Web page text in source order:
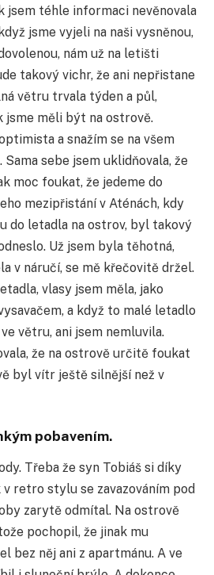
jsem téhle informaci nevěnovala
jsme vyjeli na naši vysněnou,
nám už na letišti
takový vichr, že ani nepřistane
větru trvala týden a půl,
jsme měli být na ostrově.
a snažím se na všem
sebe jsem uklidňovala, že
moc foukat, že jedeme do
mezipřistání v Aténách, kdy
do letadla na ostrov, byl takový
Už jsem byla těhotná,
v náručí, se mě křečovitě držel.
vlasy jsem měla, jako
a když to malé letadlo
větru, ani jsem nemluvila.
že na ostrově určitě foukat
byl vítr ještě silnější než v
pobavením.
Třeba že syn Tobiáš si díky
retro stylu se zavazováním pod
zarytě odmítal. Na ostrově
pochopil, že jinak mu
bez něj ani z apartmánu. A ve